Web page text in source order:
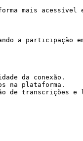
mais
a participação
da conexão.
na plataforma.
de transcrições e